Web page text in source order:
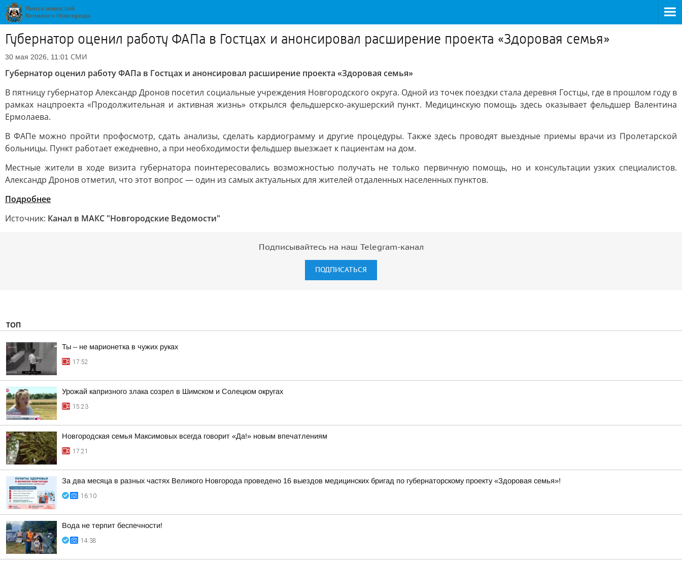
Губернатор оценил работу ФАПа в Гостцах и анонсировал расширение проекта «Здоровая семья»
30 мая 2026, 11:01 СМИ
Губернатор оценил работу ФАПа в Гостцах и анонсировал расширение проекта «Здоровая семья»
В пятницу губернатор Александр Дронов посетил социальные учреждения Новгородского округа. Одной из точек поездки стала деревня Гостцы, где в прошлом году в
рамках нацпроекта «Продолжительная и активная жизнь» открылся фельдшерско-акушерский пункт. Медицинскую помощь здесь оказывает фельдшер Валентина
Ермолаева.
В ФАПе можно пройти профосмотр, сдать анализы, сделать кардиограмму и другие процедуры. Также здесь проводят выездные приемы врачи из Пролетарской
больницы. Пункт работает ежедневно, а при необходимости фельдшер выезжает к пациентам на дом.
Местные жители в ходе визита губернатора поинтересовались возможностью получать не только первичную помощь, но и консультации узких специалистов.
Александр Дронов отметил, что этот вопрос — один из самых актуальных для жителей отдаленных населенных пунктов.
Подробнее
Источник: Канал в МАКС "Новгородские Ведомости"
Подписывайтесь на наш Telegram-канал
ПОДПИСАТЬСЯ
ТОП
Ты – не марионетка в чужих руках
17:52
Урожай капризного злака созрел в Шимском и Солецком округах
15:23
Новгородская семья Максимовых всегда говорит «Да!» новым впечатлениям
17:21
За два месяца в разных частях Великого Новгорода проведено 16 выездов медицинских бригад по губернаторскому проекту «Здоровая семья»!
16:10
Вода не терпит беспечности!
14:38